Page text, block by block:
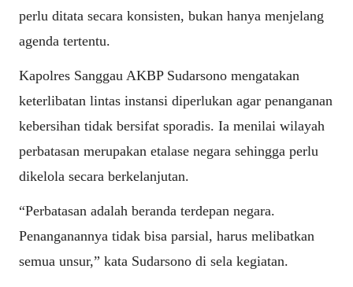
perlu ditata secara konsisten, bukan hanya menjelang
agenda tertentu.
Kapolres Sanggau AKBP Sudarsono mengatakan
keterlibatan lintas instansi diperlukan agar penanganan
kebersihan tidak bersifat sporadis. Ia menilai wilayah
perbatasan merupakan etalase negara sehingga perlu
dikelola secara berkelanjutan.
“Perbatasan adalah beranda terdepan negara.
Penanganannya tidak bisa parsial, harus melibatkan
semua unsur,” kata Sudarsono di sela kegiatan.